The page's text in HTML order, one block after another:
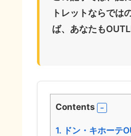
トレットならでは
ば、あなたも
Contents
1. ドン・キホーテ